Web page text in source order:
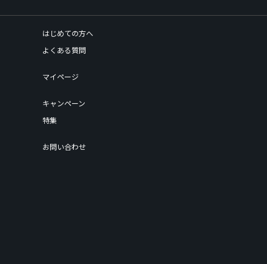
はじめての方へ
よくある質問
マイページ
キャンペーン
特集
お問い合わせ